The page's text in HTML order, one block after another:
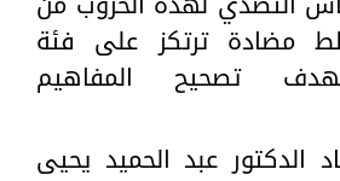
مضادة ترتكز على فئة
تصحيح المفاهيم
الدكتور عبد الحميد يحيى